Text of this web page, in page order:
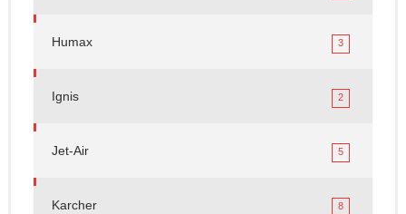
Humax 3
Ignis 2
Jet-Air 5
Karcher 8